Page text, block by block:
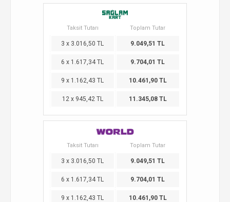
Taksit Tutarı Toplam Tutar
3 x 3.016,50 TL 9.049,51 TL
6 x 1.617,34 TL 9.704,01 TL
9 x 1.162,43 TL 10.461,90 TL
12 x 945,42 TL 11.345,08 TL
Taksit Tutarı Toplam Tutar
3 x 3.016,50 TL 9.049,51 TL
6 x 1.617,34 TL 9.704,01 TL
9 x 1.162,43 TL 10.461,90 TL